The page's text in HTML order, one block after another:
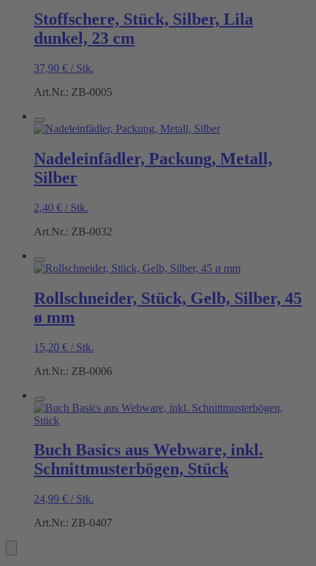
Stoffschere, Stück, Silber, Lila
dunkel, 23 cm
37,90 € / Stk.
Art.Nr.: ZB-0005
Nadeleinfädler, Packung, Metall,
Silber
2,40 € / Stk.
Art.Nr.: ZB-0032
Rollschneider, Stück, Gelb, Silber, 45
ø mm
15,20 € / Stk.
Art.Nr.: ZB-0006
Buch Basics aus Webware, inkl.
Schnittmusterbögen, Stück
24,99 € / Stk.
Art.Nr.: ZB-0407